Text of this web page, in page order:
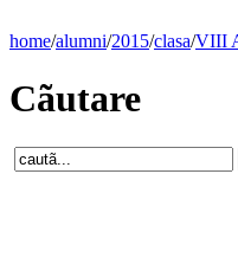
home/alumni/2015/clasa/VIII
Cãutare